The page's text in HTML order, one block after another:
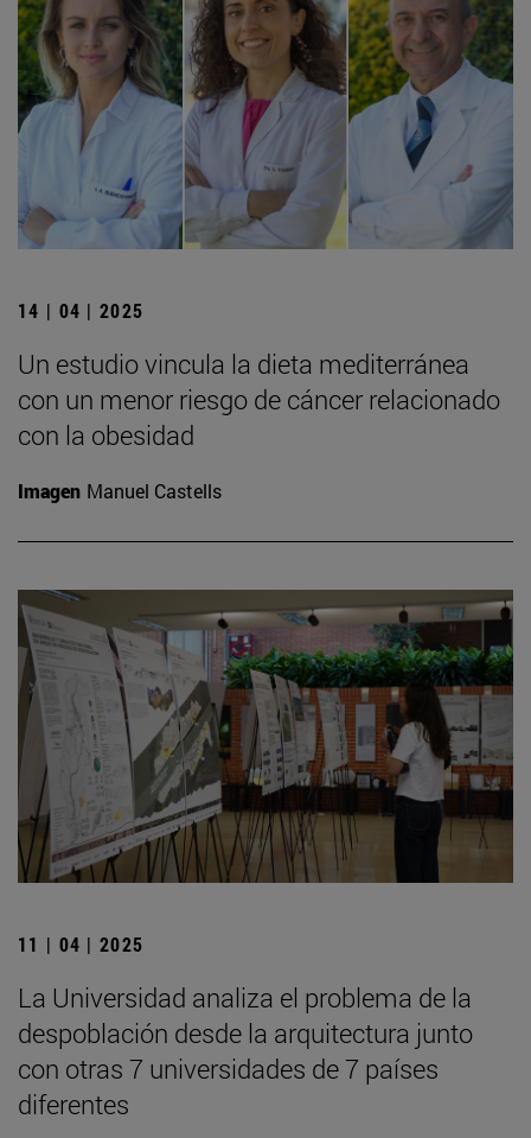
14 | 04 | 2025
Un estudio vincula la dieta mediterránea
con un menor riesgo de cáncer relacionado
con la obesidad
Imagen Manuel Castells
11 | 04 | 2025
La Universidad analiza el problema de la
despoblación desde la arquitectura junto
con otras 7 universidades de 7 países
diferentes